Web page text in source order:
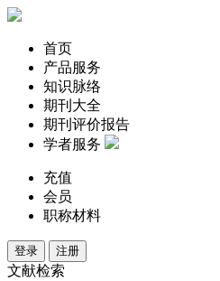
首页
产品服务
知识脉络
期刊大全
期刊评价报告
学者服务
充值
会员
职称材料
登录 注册
文献检索